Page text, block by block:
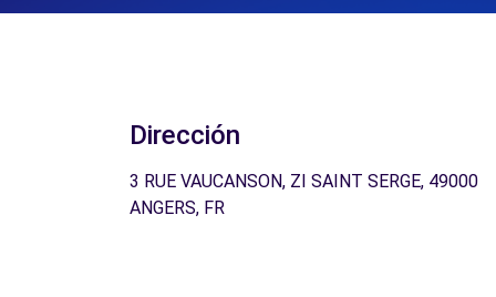
Dirección
3 RUE VAUCANSON, ZI SAINT SERGE, 49000
ANGERS, FR